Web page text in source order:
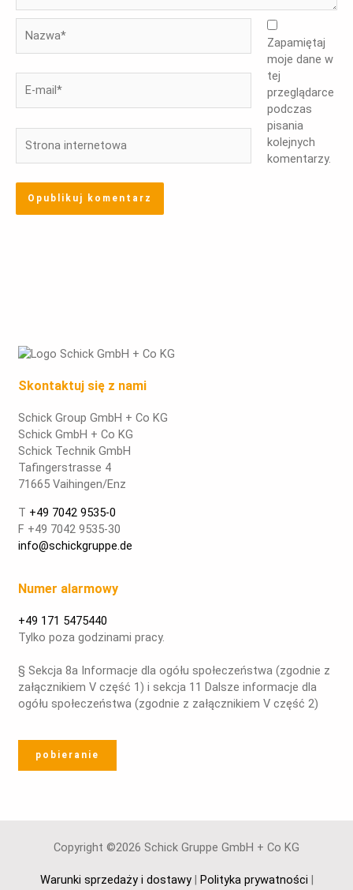
mail*
internetowa
Zapamiętaj
moje dane w
tej
przeglądarce
podczas
pisania
kolejnych
komentarzy.
Skontaktuj się z nami
Schick Group GmbH + Co KG
Schick GmbH + Co KG
Schick Technik GmbH
Tafingerstrasse 4
71665 Vaihingen/Enz
T +49 7042 9535-0
F +49 7042 9535-30
info@schickgruppe.de
Numer alarmowy
+49 171 5475440
Tylko poza godzinami pracy.
§ Sekcja 8a Informacje dla ogółu społeczeństwa (zgodnie z
załącznikiem V część 1) i sekcja 11 Dalsze informacje dla
ogółu społeczeństwa (zgodnie z załącznikiem V część 2)
pobieranie
Copyright ©2026 Schick Gruppe GmbH + Co KG
Warunki sprzedaży i dostawy| Polityka prywatności |